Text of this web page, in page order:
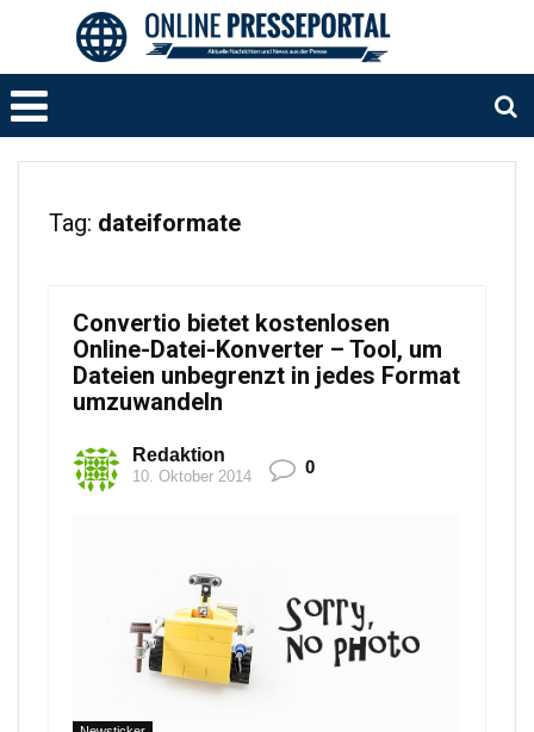
Tag: dateiformate
Convertio bietet kostenlosen
Online-Datei-Konverter – Tool, um
Dateien unbegrenzt in jedes Format
umzuwandeln
Redaktion
10. Oktober 2014 0